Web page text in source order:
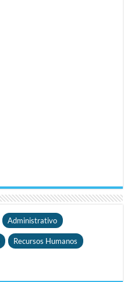
Administrativo
Recursos Humanos